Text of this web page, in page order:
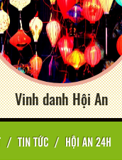
Vinh danh Hội An
/ TIN TỨC / HỘI AN 24H